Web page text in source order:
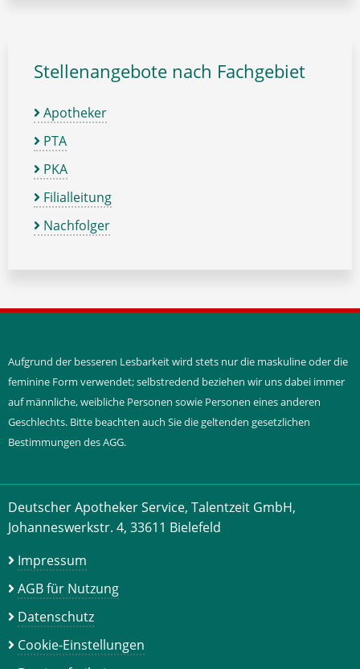
Stellenangebote nach Fachgebiet
Apotheker
PTA
PKA
Filialleitung
Nachfolger
Aufgrund der besseren Lesbarkeit wird stets nur die maskuline oder die
feminine Form verwendet; selbstredend beziehen wir uns dabei immer
auf männliche, weibliche Personen sowie Personen eines anderen
Geschlechts. Bitte beachten auch Sie die geltenden gesetzlichen
Bestimmungen des AGG.
Deutscher Apotheker Service, Talentzeit GmbH,
Johanneswerkstr. 4, 33611 Bielefeld
Impressum
AGB für Nutzung
Datenschutz
Cookie-Einstellungen